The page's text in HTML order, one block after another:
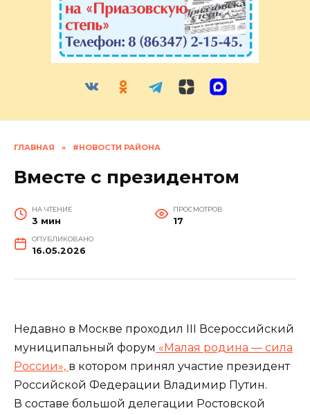
ГЛАВНАЯ » #НОВОСТИ РАЙОНА
Вместе с президентом
НА ЧТЕНИЕ
3 мин
ПРОСМОТРОВ
17
ОПУБЛИКОВАНО
16.05.2026
Недавно в Москве проходил III Всероссийский
муниципальный форум «Малая родина — сила
России», в котором принял участие президент
Российской Федерации Владимир Путин.
В составе большой делегации Ростовской